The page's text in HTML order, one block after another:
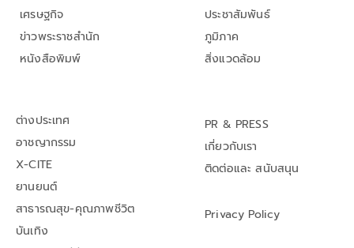
เศรษฐกิจ
ข่าวพระราชสำนัก
หนังสือพิมพ์
ประชาสัมพันธ์
ภูมิภาค
สิ่งแวดล้อม
ต่างประเทศ
อาชญากรรม
X-CITE
ยานยนต์
สาธารณสุข-คุณภาพชีวิต
บันเทิง
PR & PRESS
เกี่ยวกับเรา
ติดต่อและ สนับสนุน
Privacy Policy